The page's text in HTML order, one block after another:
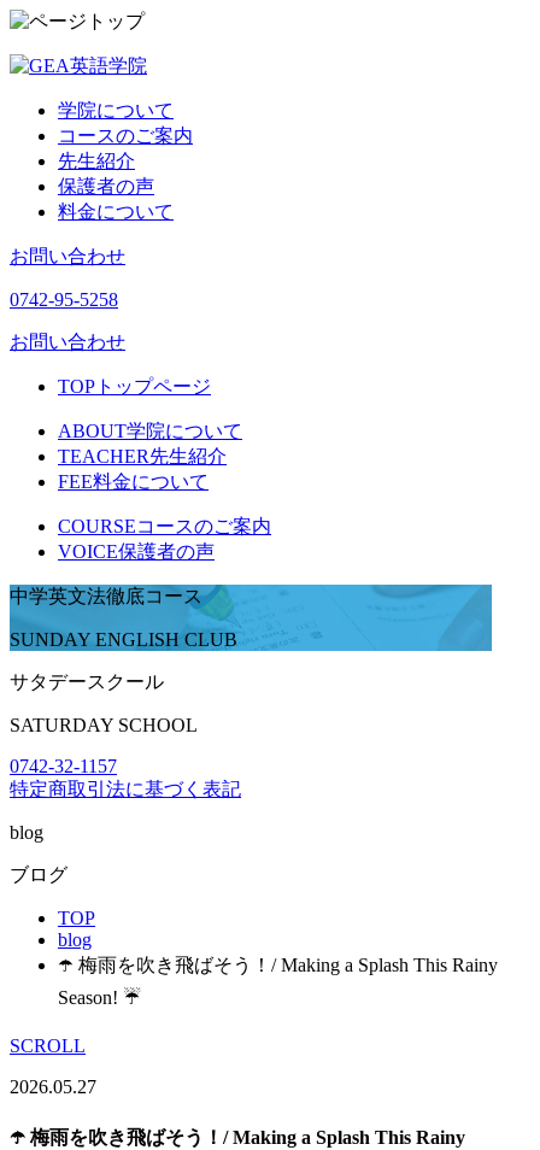
学院について
コースのご案内
先生紹介
保護者の声
料金について
お問い合わせ
0742-95-5258
お問い合わせ
TOP トップページ
ABOUT学院について
TEACHER先生紹介
FEE料金について
COURSEコースのご案内
VOICE保護者の声
中学英文法徹底コース
SUNDAY ENGLISH CLUB
サタデースクール
SATURDAY SCHOOL
0742-32-1157
特定商取引法に基づく表記
blog
ブログ
TOP
blog
☂️ 梅雨を吹き飛ばそう！/ Making a Splash This Rainy
Season! ☔
SCROLL
2026.05.27
☂️ 梅雨を吹き飛ばそう！/ Making a Splash This Rainy